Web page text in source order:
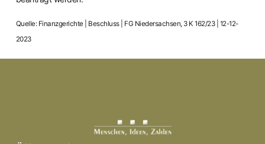
Quelle: Finanzgerichte | Beschluss | FG Niedersachsen, 3 K 162/23 | 12-12-
2023